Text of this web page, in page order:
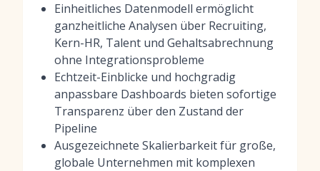
Einheitliches Datenmodell ermöglicht
ganzheitliche Analysen über Recruiting,
Kern-HR, Talent und Gehaltsabrechnung
ohne Integrationsprobleme
Echtzeit-Einblicke und hochgradig
anpassbare Dashboards bieten sofortige
Transparenz über den Zustand der
Pipeline
Ausgezeichnete Skalierbarkeit für große,
globale Unternehmen mit komplexen